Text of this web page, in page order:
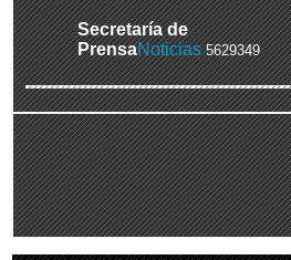
Secretaría de
PrensaNoticias 5629349